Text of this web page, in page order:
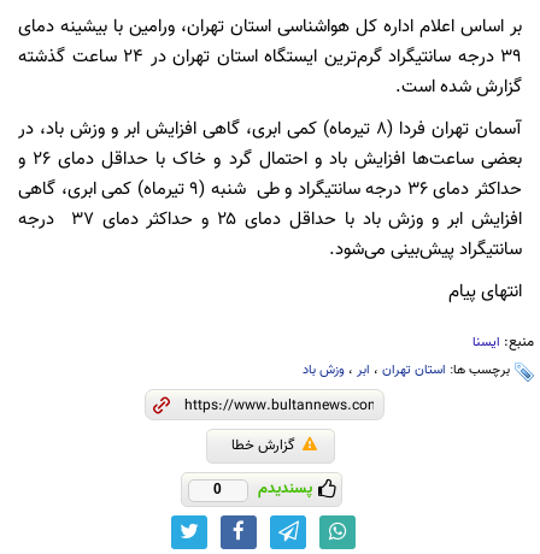
بر اساس اعلام اداره کل هواشناسی استان تهران، ورامین با بیشینه دمای
۳۹ درجه سانتیگراد گرم‌ترین ایستگاه استان تهران در ۲۴ ساعت گذشته
گزارش شده است.
آسمان تهران فردا (۸ تیرماه) کمی ابری، گاهی افزایش ابر و وزش باد، در
بعضی ساعت‌ها افزایش باد و احتمال گرد و خاک با حداقل دمای ۲۶ و
حداکثر دمای ۳۶ درجه سانتیگراد و طی ‌ شنبه (۹ تیرماه) کمی ابری، گاهی
افزایش ابر و وزش باد با حداقل دمای ۲۵ و حداکثر دمای ۳۷ درجه
سانتیگراد پیش‌بینی می‌شود.
انتهای پیام
منبع: ایسنا
برچسب ها: استان تهران ، ابر ، وزش باد
گزارش خطا
پسندیدم 0